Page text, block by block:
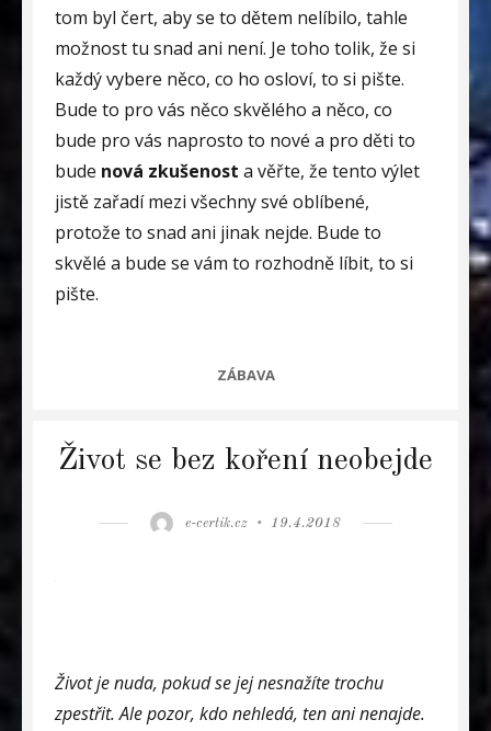
tom byl čert, aby se to dětem nelíbilo, tahle
možnost tu snad ani není. Je toho tolik, že si
každý vybere něco, co ho osloví, to si pište.
Bude to pro vás něco skvělého a něco, co
bude pro vás naprosto to nové a pro děti to
bude nová zkušenost a věřte, že tento výlet
jistě zařadí mezi všechny své oblíbené,
protože to snad ani jinak nejde. Bude to
skvělé a bude se vám to rozhodně líbit, to si
pište.
CATEGORIES
ZÁBAVA
Život se bez koření neobejde
Author
e-certik.cz
Posted
19.4.2018
Život je nuda, pokud se jej nesnažíte trochu
zpestřit. Ale pozor, kdo nehledá, ten ani nenajde.